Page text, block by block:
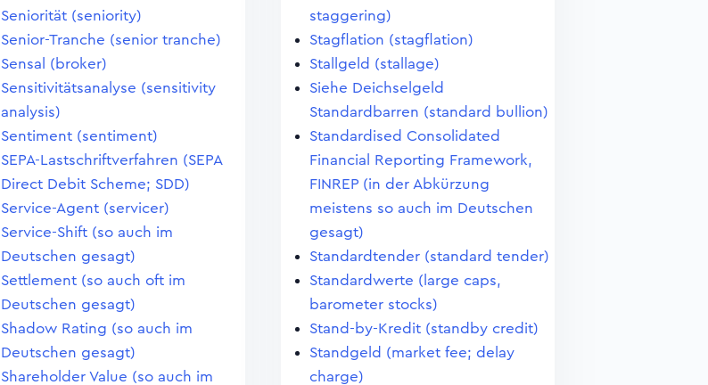
Seniorität (seniority)
Senior-Tranche (senior tranche)
Sensal (broker)
Sensitivitätsanalyse (sensitivity
analysis)
Sentiment (sentiment)
SEPA-Lastschriftverfahren (SEPA
Direct Debit Scheme; SDD)
Service-Agent (servicer)
Service-Shift (so auch im
Deutschen gesagt)
Settlement (so auch oft im
Deutschen gesagt)
Shadow Rating (so auch im
Deutschen gesagt)
Shareholder Value (so auch im
staggering)
Stagflation (stagflation)
Stallgeld (stallage)
Siehe Deichselgeld
Standardbarren (standard bullion)
Standardised Consolidated
Financial Reporting Framework,
FINREP (in der Abkürzung
meistens so auch im Deutschen
gesagt)
Standardtender (standard tender)
Standardwerte (large caps,
barometer stocks)
Stand-by-Kredit (standby credit)
Standgeld (market fee; delay
charge)